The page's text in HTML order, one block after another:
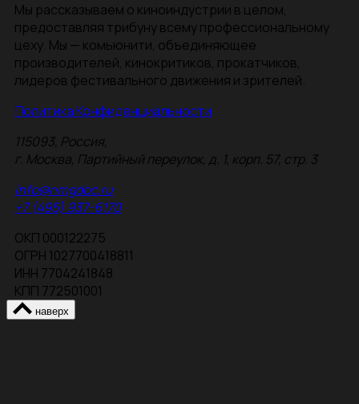
Мы рассказываем о киноиндустрии в целом,
предоставляя трибуну всему профессиональному
цеху. Мы — комьюнити, объединяющее
производителей, кинокритиков, прокатчиков,
лидеров фестивального движения и зрителей.
Политика Конфиденциальности
115093, Россия,
г. Москва, Партийный переулок, д. 1, корп. 57, стр. 3
info@nmgdoc.ru
+7 (495) 937-6170
ОКП 000122275
ОГРН 1027700418811
ИНН 7704241848
КПП 772501001
наверх